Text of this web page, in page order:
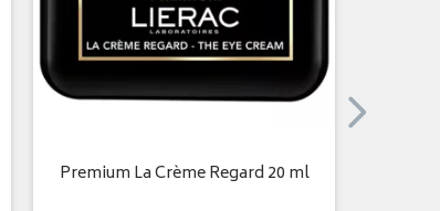
Premium La Crème Regard 20 ml